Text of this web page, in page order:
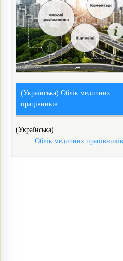
(Українська) Облік медичних
працівників
(Українська)
Облік медичних працівників